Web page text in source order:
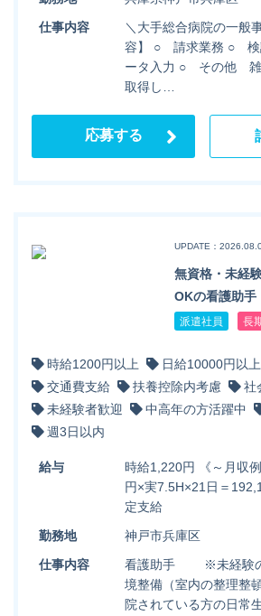
仕事内容
＼大手総合病院の一般
容】 ○ 請求業務 ○ 検
ータ入力 ○ その他 雑
取得し…
応募する
UPDATE：
無資格・未経
OKの看護助手
派遣社員 長
時給1200円以上 日給10000円以上
交通費支給
扶養控除内考慮
社
未経験者歓迎
中高年の方活躍中
週3日以内
給与
時給1,220円 《～月収
円×実7.5H×21日＝
定支給
勤務地
神戸市兵庫区
仕事内容
看護助手 ※未経験の
境整備（室内の整理整
院されている方の日常